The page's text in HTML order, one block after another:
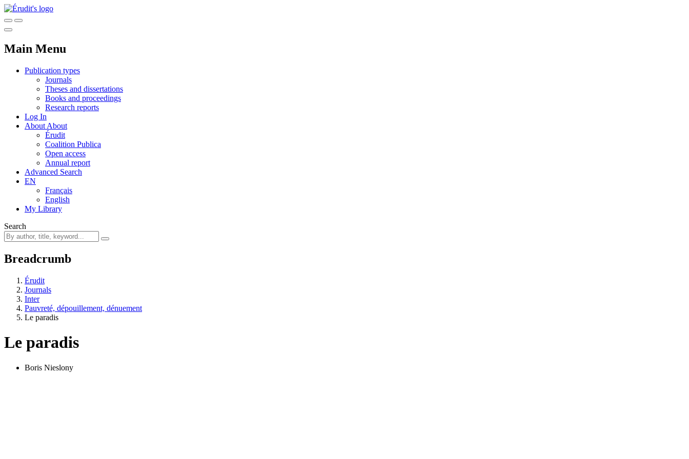
Main Menu
Publication types
Journals
Theses and dissertations
Books and proceedings
Research reports
Log In
About About
Érudit
Coalition Publica
Open access
Annual report
Advanced Search
EN
Français
English
My Library
Search
Breadcrumb
Érudit
Journals
Inter
Pauvreté, dépouillement, dénuement
Le paradis
Le paradis
Boris Nieslony